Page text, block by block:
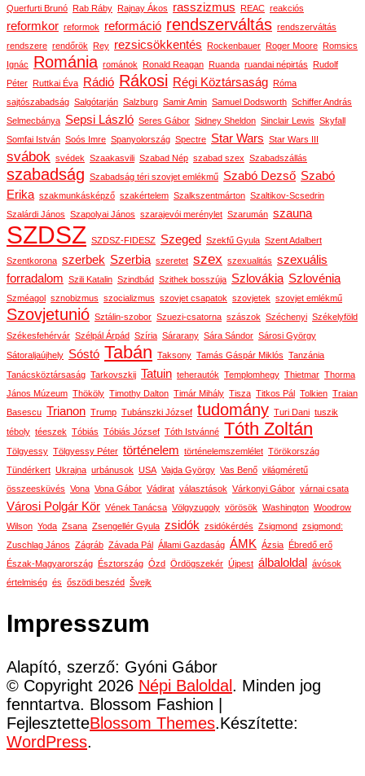
Querfurti Brunó Rab Ráby Rajnay Ákos rasszizmus REAC reakciós
reformkor reformok reformáció rendszerváltás rendszerváltás
rendszere rendőrök Rey rezsicsökkentés Rockenbauer Roger Moore Romsics
Ignác
Románia románok Ronald Reagan Ruanda ruandai népirtás Rudolf
Péter Ruttkai Éva Rádió Rákosi Régi Köztársaság Róma
sajtószabadság Salgótarján Salzburg Samir Amin Samuel Dodsworth Schiffer András
Selmecbánya Sepsi László Seres Gábor Sidney Sheldon Sinclair Lewis Skyfall
Somfai István Soós Imre Spanyolország Spectre Star Wars Star Wars III
svábok svédek Szaakasvili Szabad Nép szabad szex Szabadszállás
szabadság Szabadság téri szovjet emlékmű Szabó Dezső Szabó
Erika szakmunkásképző szakértelem Szalkszentmárton Szaltikov-Scsedrin
Szalárdi János Szapolyai János szarajevói merénylet Szarumán szauna
SZDSZ SZDSZ-FIDESZ Szeged Szekfű Gyula Szent Adalbert
Szentkorona szerbek Szerbia szeretet szex szexualitás szexuális
forradalom Szili Katalin Szindbád Szithek bosszúja Szlovákia Szlovénia
Szméagol sznobizmus szocializmus szovjet csapatok szovjetek szovjet emlékmű
Szovjetunió Sztálin-szobor Szuezi-csatorna szászok Széchenyi Székelyföld
Székesfehérvár Szélpál Árpád Szíria Sárarany Sára Sándor Sárosi György
Sátoraljaújhely Sóstó Tabán Taksony Tamás Gáspár Miklós Tanzánia
Tanácsköztársaság Tarkovszkij Tatuin teherautók Templomhegy Thietmar Thorma
János Múzeum Thököly Timothy Dalton Timár Mihály Tisza Titkos Pál Tolkien Traian
Basescu Trianon Trump Tubánszki József tudomány Turi Dani tuszik
téboly téeszek Tóbiás Tóbiás József Tóth Istvánné Tóth Zoltán
Tölgyessy Tölgyessy Péter történelem történelemszemlélet Törökország
Tündérkert Ukrajna urbánusok USA Vajda György Vas Benő világméretű
összeesküvés Vona Vona Gábor Vádirat választások Várkonyi Gábor várnai csata
Városi Polgár Kör Vének Tanácsa Völgyzugoly vörösök Washington Woodrow
Wilson Yoda Zsana Zsengellér Gyula zsidók zsidókérdés Zsigmond zsigmond:
Zuschlag János Zágráb Závada Pál Állami Gazdaság ÁMK Ázsia Ébredő erő
Észak-Magyarország Észtország Ózd Ördögszekér Újpest álbaloldal
ávósok
értelmiség és őszödi beszéd Švejk
Impresszum
Alapító, szerző: Gyóni Gábor
© Copyright 2026 Népi Baloldal . Minden jog
fenntartva. Blossom Fashion |
FejlesztetteBlossom Themes.Készítette:
WordPress.